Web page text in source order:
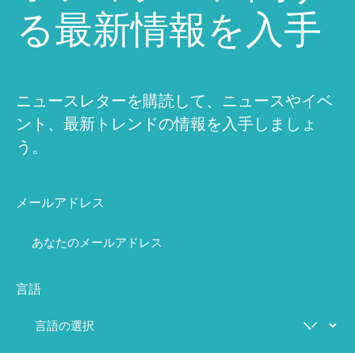
る最新情報を入手
ニュースレターを購読して、ニュースやイベ
ント、最新トレンドの情報を入手しましょ
う。
メールアドレス
言語